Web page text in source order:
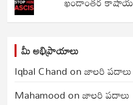
మీ అభిప్రాయాలు
Iqbal Chand onజాలరి పదాలు
Mahamood onజాలరి పదాలు